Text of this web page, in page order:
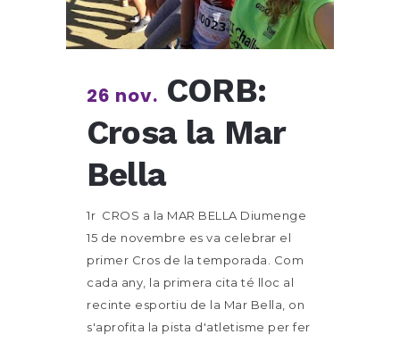
26 nov. CORB:
Crosa la Mar
Bella
1r CROS a la MAR BELLA Diumenge
15 de novembre es va celebrar el
primer Cros de la temporada. Com
cada any, la primera cita té lloc al
recinte esportiu de la Mar Bella, on
s'aprofita la pista d'atletisme per fer